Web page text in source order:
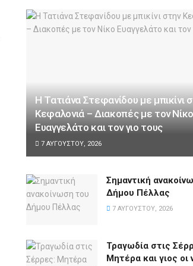
Η Τατιάνα Στεφανίδου με μπικίνι
Κεφαλονιά – Διακοπές με τον Νίκο
Ευαγγελάτο και τον γιο τους
7 ΑΥΓΟΎΣΤΟΥ, 2026
Σημαντική
Δήμου Πέλλας
7 ΑΥΓΟΎΣΤΟΥ, 2026
Τραγωδία στις
Μητέρα και γιος οι